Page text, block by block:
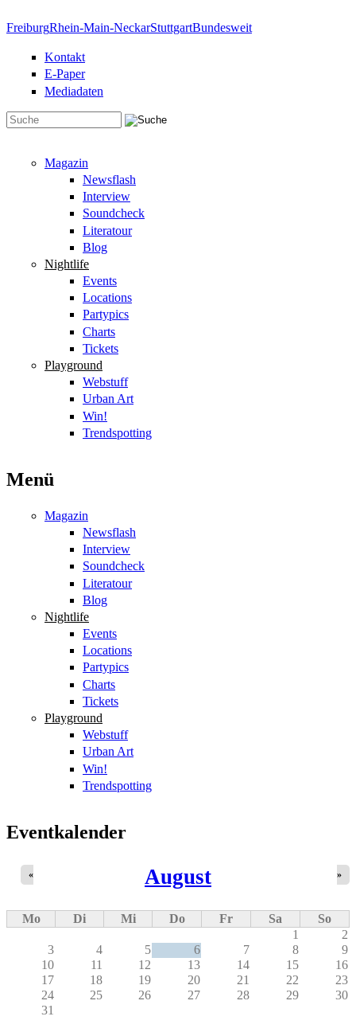
FreiburgRhein-Main-NeckarStuttgartBundesweit
Kontakt
E-Paper
Mediadaten
Magazin
Newsflash
Interview
Soundcheck
Literatour
Blog
Nightlife
Events
Locations
Partypics
Charts
Tickets
Playground
Webstuff
Urban Art
Win!
Trendspotting
Menü
Magazin
Newsflash
Interview
Soundcheck
Literatour
Blog
Nightlife
Events
Locations
Partypics
Charts
Tickets
Playground
Webstuff
Urban Art
Win!
Trendspotting
Eventkalender
August
« »
Mo Di Mi Do Fr Sa
So
1
2
3
4 5 6 7 8
9
10
11 12 13 14 15
16
17
18 19 20 21 22
23
24
25 26 27 28 29
30
31